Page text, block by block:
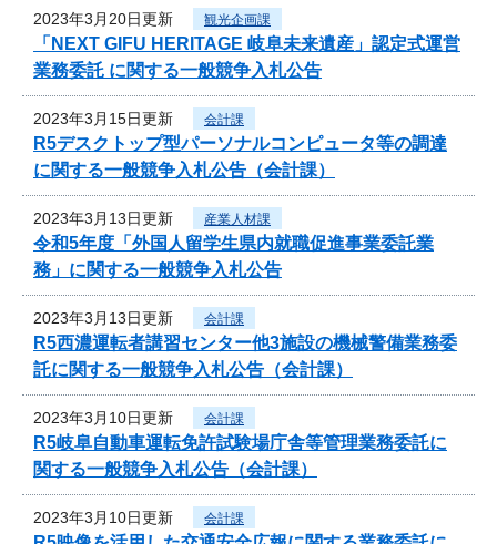
2023年3月20日更新 観光企画課
「NEXT GIFU HERITAGE 岐阜未来遺産」認定式運営
業務委託 に関する一般競争入札公告
2023年3月15日更新 会計課
R5デスクトップ型パーソナルコンピュータ等の調達
に関する一般競争入札公告（会計課）
2023年3月13日更新 産業人材課
令和5年度「外国人留学生県内就職促進事業委託業
務」に関する一般競争入札公告
2023年3月13日更新 会計課
R5西濃運転者講習センター他3施設の機械警備業務委
託に関する一般競争入札公告（会計課）
2023年3月10日更新 会計課
R5岐阜自動車運転免許試験場庁舎等管理業務委託に
関する一般競争入札公告（会計課）
2023年3月10日更新 会計課